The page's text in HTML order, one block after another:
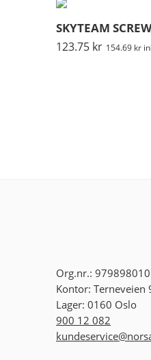
SKYTEAM SCREW
123.75 kr 154.69 kr
Org.nr.:
Kontor:
Lager: 0160 Oslo
900 12 082